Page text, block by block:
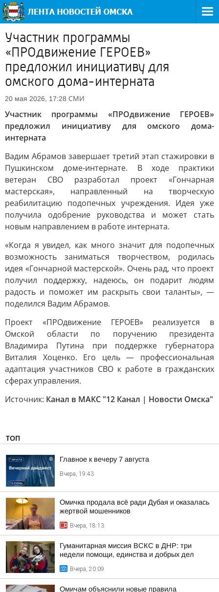
Участник программы
«ПРОдвижение ГЕРОЕВ»
предложил инициативу для
омского дома-интерната
20 мая 2026, 17:28 СМИ
Участник программы «ПРОдвижение ГЕРОЕВ»
предложил инициативу для омского дома-
интерната
Вадим Абрамов завершает третий этап стажировки в
Пушкинском доме-интернате. В ходе практики
ветеран СВО разработал проект «Гончарная
мастерская», направленный на творческую
реабилитацию подопечных учреждения. Идея уже
получила одобрение руководства и может стать
новым направлением в работе интерната.
«Когда я увидел, как много значит для подопечных
возможность заниматься творчеством, родилась
идея «Гончарной мастерской». Очень рад, что проект
получил поддержку, надеюсь, он подарит людям
радость и поможет им раскрыть свои таланты», —
поделился Вадим Абрамов.
Проект «ПРОдвижение ГЕРОЕВ» реализуется в
Омской области по поручению президента
Владимира Путина при поддержке губернатора
Виталия Хоценко. Его цель — профессиональная
адаптация участников СВО к работе в гражданских
сферах управления.
Источник: Канал в МАКС "12 Канал | Новости Омска"
ТОП
Главное к вечеру 7 августа
Вчера, 19:43
Омичка продала всё ради Дубая и оказалась
жертвой мошенников
Вчера, 18:13
Гуманитарная миссия ВСКС в ДНР: три
недели помощи, единства и добрых дел
Вчера, 20:09
Омичам объяснили новые правила